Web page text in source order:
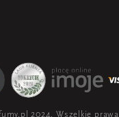
2024. Wszelkie